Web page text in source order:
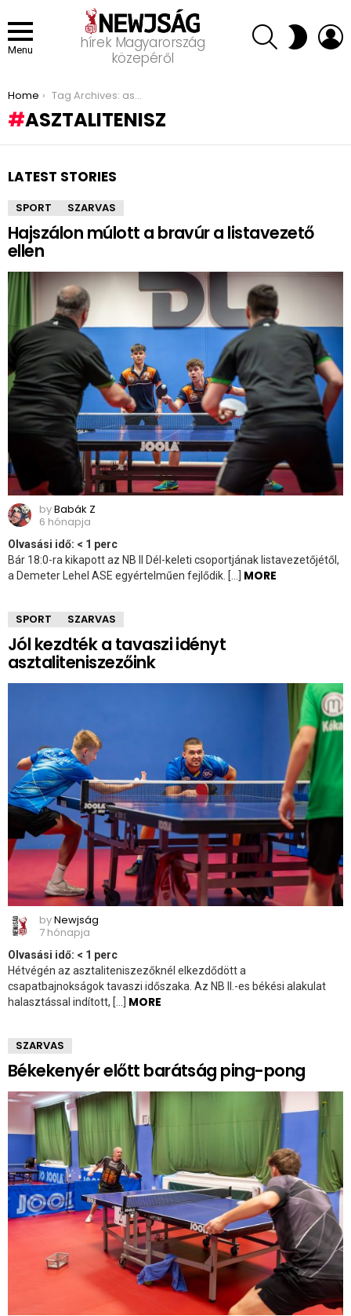
Menu
hírek Magyarország
közepéről
SEARCH SWITCH
SKIN
You are here:
Home Tag Archives: asztalitenisz
ASZTALITENISZ
LATEST STORIES
SPORT SZARVAS
Hajszálon múlott a bravúr a listavezető
ellen
byBabák Z
6 hónapja
Olvasási idő: < 1 perc
Bár 18:0-ra kikapott az NB II Dél-keleti csoportjának listavezetőjétől,
a Demeter Lehel ASE egyértelműen fejlődik. […] MORE
SPORT SZARVAS
Jól kezdték a tavaszi idényt
asztaliteniszezőink
byNewjság
7 hónapja
Olvasási idő: < 1 perc
Hétvégén az asztaliteniszezőknél elkezdődött a
csapatbajnokságok tavaszi időszaka. Az NB II.-es békési alakulat
halasztással indított, […] MORE
SZARVAS
Békekenyér előtt barátság ping-pong